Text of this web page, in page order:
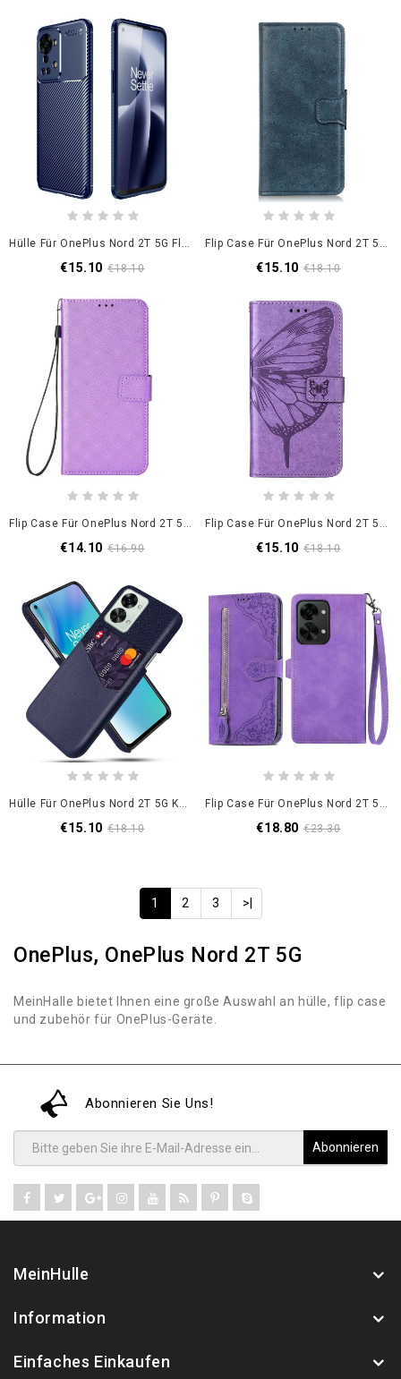
Hülle Für OnePlus Nord 2T 5G Flexible Kohlefaser
€15.10 €18.10
Flip Case Für OnePlus Nord 2T 5G Stil Lederverschluss Umkehrbar
€15.10 €18.10
Flip Case Für OnePlus Nord 2T 5G Mit Kordel Kunstlederarmband
€14.10 €16.90
Flip Case Für OnePlus Nord 2T 5G Mit Kordel Künstlerischer Schmetterling Mit Riemen
€15.10 €18.10
Hülle Für OnePlus Nord 2T 5G Kartenhalter-Stoffstruktur
€15.10 €18.10
Flip Case Für OnePlus Nord 2T 5G Mit Kordel Kartenhalter Und Geldbörse Mit Umhängeband
€18.80 €23.30
1 2 3 >|
OnePlus, OnePlus Nord 2T 5G
MeinHalle bietet Ihnen eine große Auswahl an hülle, flip case
und zubehör für OnePlus-Geräte.
Abonnieren Sie Uns!
Abonnieren
MeinHulle
Information
Einfaches Einkaufen